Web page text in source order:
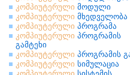
კომპიუტერული მოდული
კომპიუტერული მხედველობა
კომპიუტერული პროგრამა
კომპიუტერული პროგრამის
გამტეხი
კომპიუტერული პროგრამის
კომპიუტერული სიმულაცია